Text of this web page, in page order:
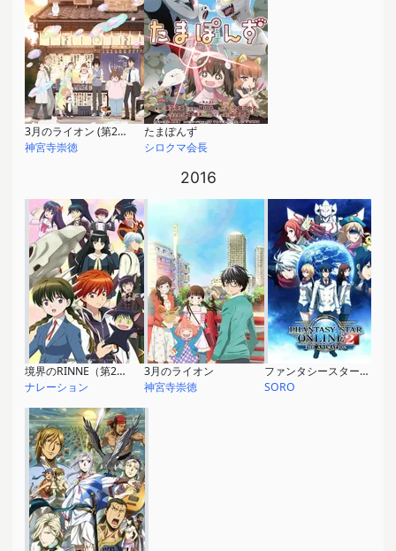
3月のライオン (第2シリーズ)
神宮寺崇徳
たまぽんず
シロクマ会長
2016
境界のRINNE（第2シリーズ）
ナレーション
3月のライオン
神宮寺崇徳
ファンタシースターオンライン2 ジ アニメーション
SORO